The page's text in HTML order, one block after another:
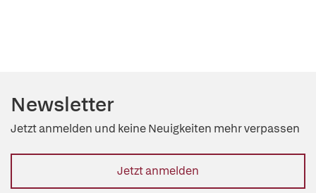
Newsletter
Jetzt anmelden und keine Neuigkeiten mehr verpassen
Jetzt anmelden